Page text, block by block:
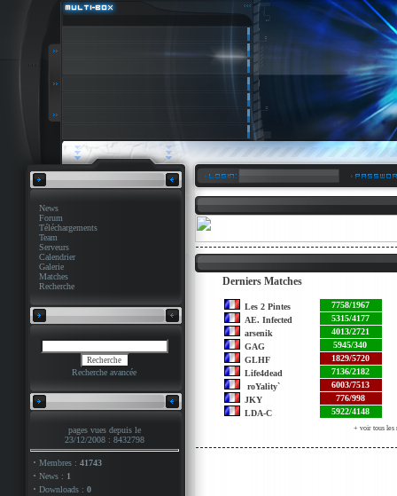
News
Forum
Téléchargements
Team
Serveurs
Calendrier
Galerie
Matches
Recherche
Recherche avancée
pages vues depuis le
23/12/2008 : 8432798
· Membres : 41743
· News : 1
· Downloads : 0
Derniers Matches
Les 2 Pintes
7758/1967
AE. Infected
5315/4177
arsenik
4013/2721
GAG
5945/340
GLHF
1829/5720
Life4dead
7136/2182
roYality`
6003/7513
JKY
776/998
LDA-C
5922/4148
+ voir tous les